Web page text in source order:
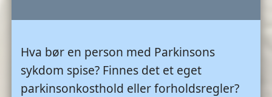
Hva bør en person med Parkinsons
sykdom spise? Finnes det et eget
parkinsonkosthold eller forholdsregler?